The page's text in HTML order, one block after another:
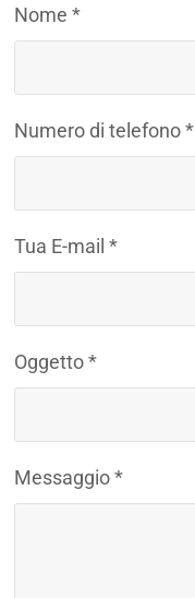
Nome *
Numero di telefono *
Tua E-mail *
Oggetto *
Messaggio *